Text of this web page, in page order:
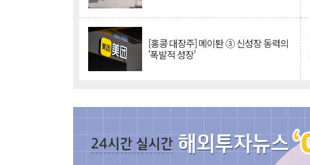
[홍콩 대장주] 메이퇀 ③ 신성장 동력의
'폭발적 성장'